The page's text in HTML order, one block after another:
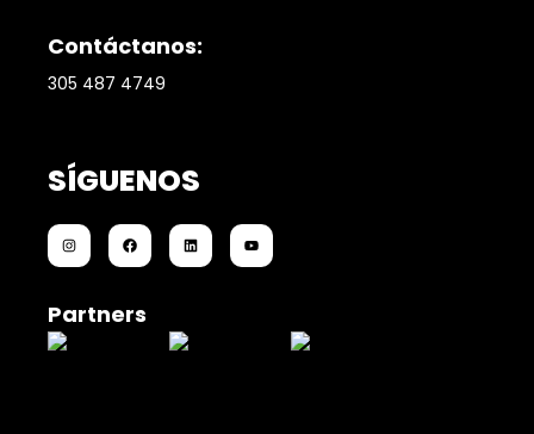
Contáctanos:
305 487 4749
SÍGUENOS
Partners